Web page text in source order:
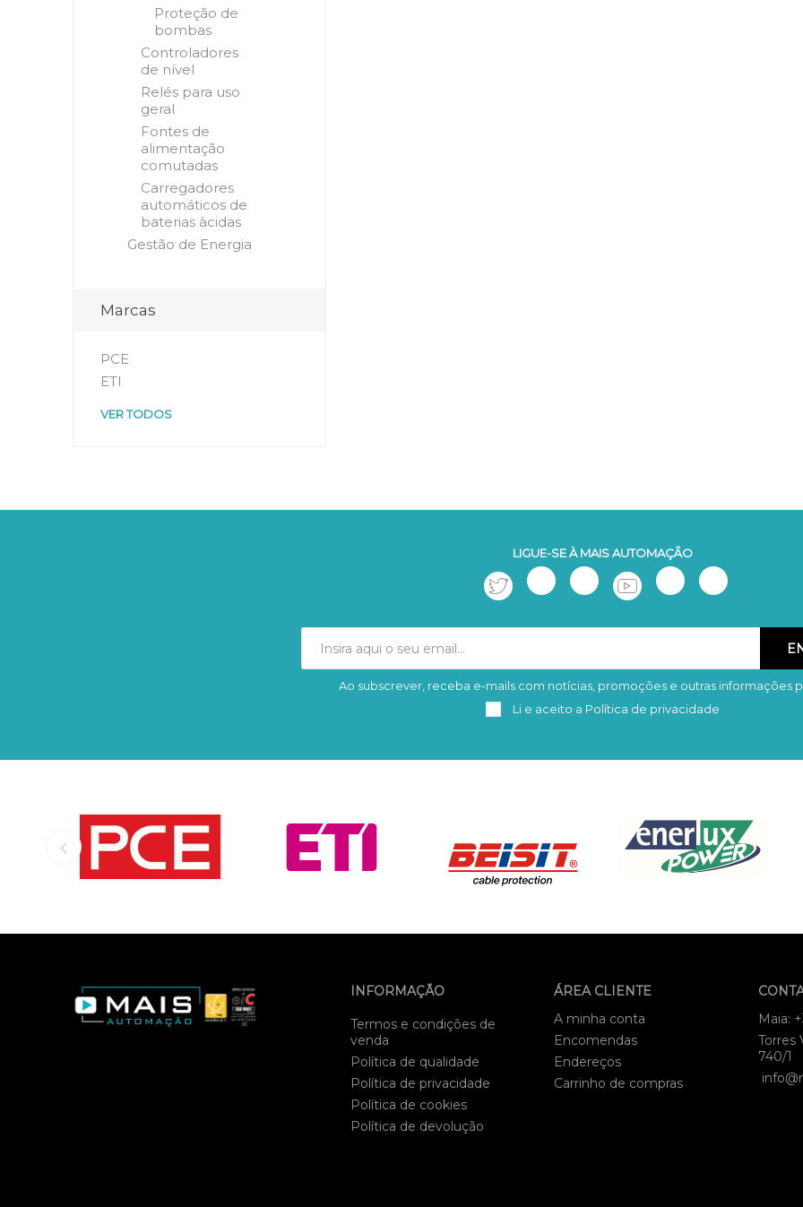
Proteção de
bombas
Controladores
de nível
Relés para uso
geral
Fontes de
alimentação
comutadas
Carregadores
automáticos de
baterias àcidas
Gestão de Energia
Marcas
PCE
ETI
VER TODOS
LIGUE-SE À MAIS AUTOMAÇÃO
Subscrever Remover
Ao subscrever, receba e-mails com notícias, promoções e outras informações
Li e aceito a Política de privacidade
INFORMAÇÃO
Termos e condições de
venda
Política de qualidade
Política de privacidade
Política de cookies
Política de devolução
ÁREA CLIENTE
A minha conta
Encomendas
Endereços
Carrinho de compras
Maia:
Torres
740/1